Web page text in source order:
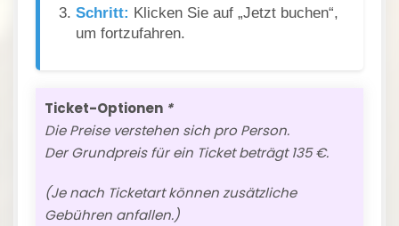
Schritt: Klicken Sie auf „Jetzt buchen“,
um fortzufahren.
Ticket-Optionen *
Die Preise verstehen sich pro Person.
Der Grundpreis für ein Ticket beträgt 135 €.
(Je nach Ticketart können zusätzliche
Gebühren anfallen.)